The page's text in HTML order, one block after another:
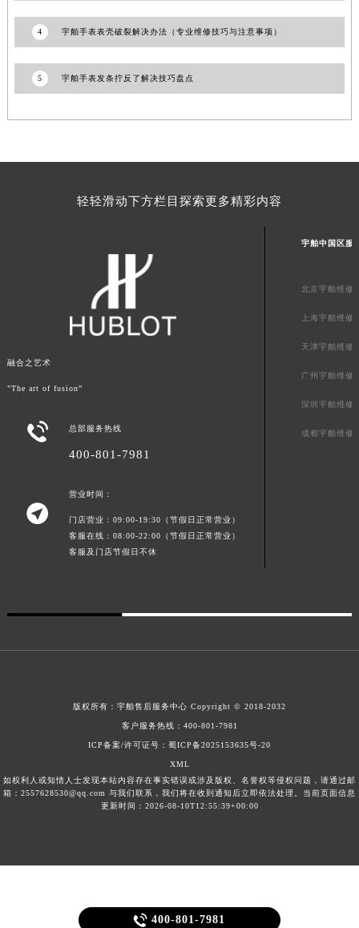
4 宇舶手表表壳破裂解决办法（专业维修技巧与注意事项）
5 宇舶手表发条拧反了解决技巧盘点
轻轻滑动下方栏目探索更多精彩内容
融合之艺术
"The art of fusion”
 总部服务热线
400-801-7981

营业时间：
门店营业：09:00-19:30（节假日正常营业）
客服在线：08:00-22:00（节假日正常营业）
客服及门店节假日不休
宇舶中国区服
北京宇舶维修
上海宇舶维修
天津宇舶维修
广州宇舶维修
深圳宇舶维修
成都宇舶维修
版权所有： 宇舶售后服务中心 Copyright © 2018-2032
客户服务热线： 400-801-7981
ICP备案/许可证号：蜀ICP备2025153635号-20
XML
如权利人或知情人士发现本站内容存在事实错误或涉及版权、名誉权等侵权问题，请通过邮
箱：2557628530@qq.com 与我们联系，我们将在收到通知后立即依法处理。当前页面信息
更新时间：2026-08-10T12:55:39+00:00
 400-801-7981